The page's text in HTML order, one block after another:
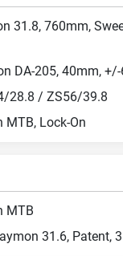
31.8, 760mm,
DA-205, 40mm, +/-
28.8 / ZS56/39.8
MTB, Lock-On
MTB
31.6, Patent,